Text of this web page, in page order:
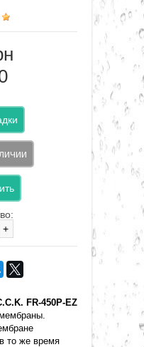
+
FR-450P-EZ
то же время